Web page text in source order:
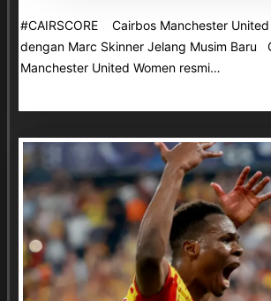
#CAIRSCORE Cairbos Manchester United
dengan Marc Skinner Jelang Musim Baru
Manchester United Women resmi…